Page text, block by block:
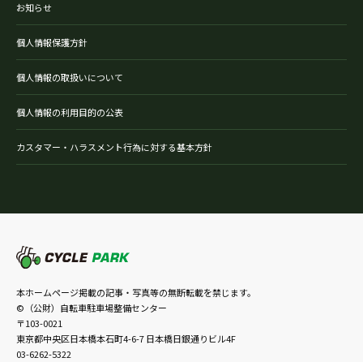
お知らせ
個人情報保護方針
個人情報の取扱いについて
個人情報の利用目的の公表
カスタマー・ハラスメント行為に対する基本方針
本ホームページ掲載の記事・写真等の無断転載を禁じます。
©（公財）自転車駐車場整備センター
〒103-0021
東京都中央区日本橋本石町4-6-7 日本橋日銀通りビル4F
03-6262-5322